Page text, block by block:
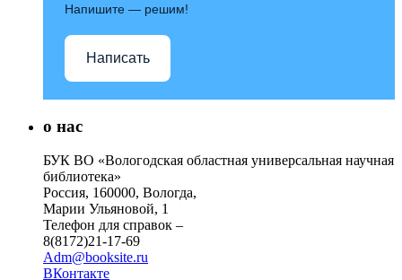
Напишите — решим!
Написать
о нас
БУК ВО «Вологодская областная универсальная научная
библиотека»
Россия, 160000, Вологда,
Марии Ульяновой, 1
Телефон для справок –
8(8172)21-17-69
Adm@booksite.ru
ВКонтакте